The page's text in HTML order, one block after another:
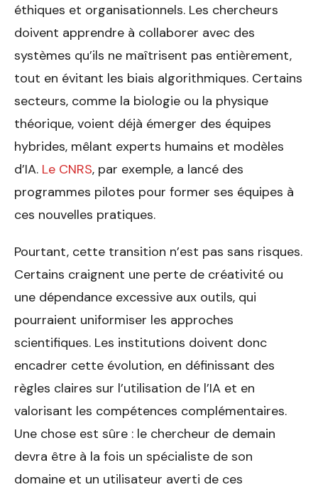
éthiques et organisationnels. Les chercheurs
doivent apprendre à collaborer avec des
systèmes qu’ils ne maîtrisent pas entièrement,
tout en évitant les biais algorithmiques. Certains
secteurs, comme la biologie ou la physique
théorique, voient déjà émerger des équipes
hybrides, mêlant experts humains et modèles
d’IA. Le CNRS, par exemple, a lancé des
programmes pilotes pour former ses équipes à
ces nouvelles pratiques.
Pourtant, cette transition n’est pas sans risques.
Certains craignent une perte de créativité ou
une dépendance excessive aux outils, qui
pourraient uniformiser les approches
scientifiques. Les institutions doivent donc
encadrer cette évolution, en définissant des
règles claires sur l’utilisation de l’IA et en
valorisant les compétences complémentaires.
Une chose est sûre : le chercheur de demain
devra être à la fois un spécialiste de son
domaine et un utilisateur averti de ces